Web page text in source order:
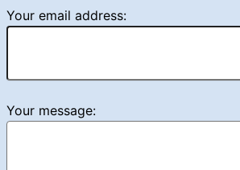
Your email address:
Your message: